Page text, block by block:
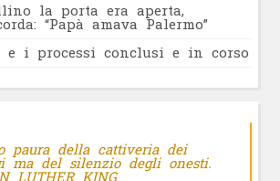
la porta era aperta,
“Papà amava Palermo”
e i processi conclusi e in corso
paura della cattiveria dei
ma del silenzio degli onesti.
LUTHER KING